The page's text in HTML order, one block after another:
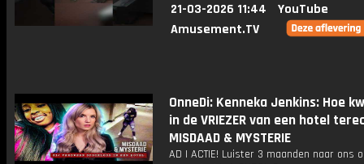
21-03-2026 11:44
YouTube
Amusement.TV
OnneDi: Kenneka Jenkins: Hoe
in de VRIEZER van een hotel
MISDAAD & MYSTERIE
AD | ACTIE! Luister 3 maanden naar ons